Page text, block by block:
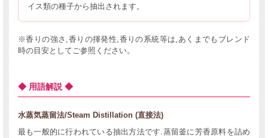
イス類の種子から抽出されます。
※香りの強さ,香りの揮発性,香りの系統等は,あくまでもブレンド
時の目安としてご参照ください。
◆ 用語解説 ◆
水蒸気蒸留法/Steam Distillation (直接法)
最も一般的に行われている抽出方法です.蒸留釜に芳香原料を詰め